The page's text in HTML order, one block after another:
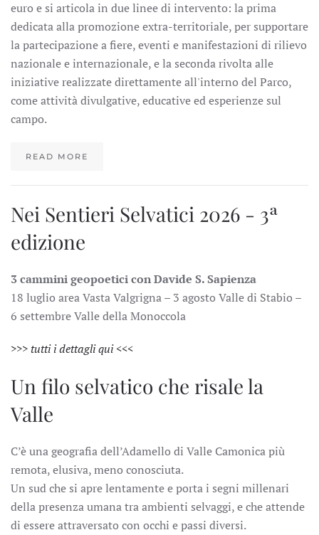
euro e si articola in due linee di intervento: la prima
dedicata alla promozione extra-territoriale, per supportare
la partecipazione a fiere, eventi e manifestazioni di rilievo
nazionale e internazionale, e la seconda rivolta alle
iniziative realizzate direttamente all'interno del Parco,
come attività divulgative, educative ed esperienze sul
campo.
READ MORE
Nei Sentieri Selvatici 2026 - 3ª
edizione
3 cammini geopoetici con Davide S. Sapienza
18 luglio area Vasta Valgrigna – 3 agosto Valle di Stabio –
6 settembre Valle della Monoccola
>>> tutti i dettagli qui <<<
Un filo selvatico che risale la
Valle
C’è una geografia dell’Adamello di Valle Camonica più
remota, elusiva, meno conosciuta.
Un sud che si apre lentamente e porta i segni millenari
della presenza umana tra ambienti selvaggi, e che attende
di essere attraversato con occhi e passi diversi.